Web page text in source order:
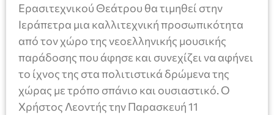
Ερασιτεχνικού Θεάτρου θα τιμηθεί στην
Ιεράπετρα μια καλλιτεχνική προσωπικότητα
από τον χώρο της νεοελληνικής μουσικής
παράδοσης που άφησε και συνεχίζει να αφήνει
το ίχνος της στα πολιτιστικά δρώμενα της
χώρας με τρόπο σπάνιο και ουσιαστικό. Ο
Χρήστος Λεοντής την Παρασκευή 11